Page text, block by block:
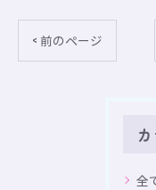
< 前のページ
全